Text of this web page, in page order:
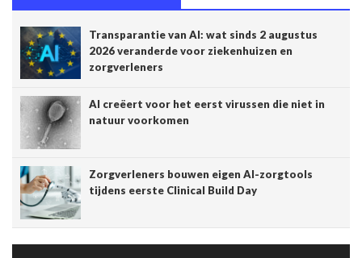
15 juli 2026 - 11:24
Een op de vijf Amerikaanse jongeren maakt gebruik van een
chatbot voor zijn of haar geestelijke gezondheid
14 juli 2026 - 17:29
Alzheimer: een score voorspelt dementie tien jaar vóór het
optreden van symptomen
14 juli 2026 - 11:14
AI en klinische proeven: een pleidooi voor meer
transparantie
14 juli 2026 - 11:06
Transparantie van AI: wat sinds 2 augustus
2026 veranderde voor ziekenhuizen en
zorgverleners
AI creëert voor het eerst virussen die niet in
natuur voorkomen
Zorgverleners bouwen eigen AI-zorgtools
tijdens eerste Clinical Build Day